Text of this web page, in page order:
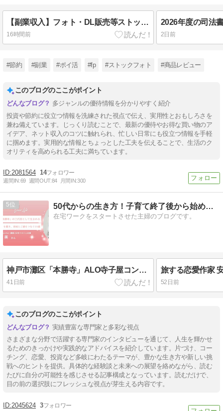
【副業収入】フォト・DL販売等ストック＋ポイ活等2026年7月のネット収支公開！
16時間前 2日前
#節約 #副業 #ポイ活 #fp #ストックフォト #商品レビュー
このブログのここがポイント
多ジャンルの優待情報を分かりやすく紹介
投資や節約に役立つ情報を洗練された視点で伝え、実用性とおもしろさを
兼ね備えています。じっくり読むことで、最新の優待やお得な買い物のア
イデア、ネット収入のコツに触れられ、忙しい日常にも役立つ情報を手軽
に掴めます。実用的な情報とちょっとした工夫を伝えることで、生活のク
オリティを高められる工夫に満ちています。
2081564 14
週間IN:69 週間OUT:84 月間IN:300
5 50代からの生き方！子育て終了後から始める在宅ワークブログ
在宅ワークをスタートさせた主婦のブログです。
神戸市灘区「本勝寺」ALO寺子屋コンブチャ(KOMBUCHA)講師/お寺マルシェ主催｜青柳宏美さんへ【インタビュー】
41日前 52日前
このブログのここがポイント
実績豊富な専門家と多彩な視点
さまざまな分野で活躍する専門家のインタビューを通じて、人生を輝かせ
るためのきっかけや実践的なアドバイスを紹介しています。片づけ、コー
チング、恋愛、投資など多岐にわたるテーマが、豊かな生き方や新しい挑
戦へのヒントを提供。具体的な経験談と未来への展望を絡めながら、読む
たびに自分の可能性を感じさせる記事構成となっています。読むだけで、
目の前の選択肢にフレッシュな視点が芽生える内容です。
2045624 3